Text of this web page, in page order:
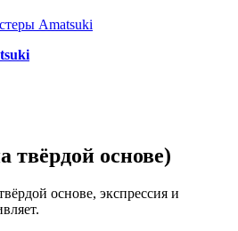
твёрдой основе)
основе, экспрессия и